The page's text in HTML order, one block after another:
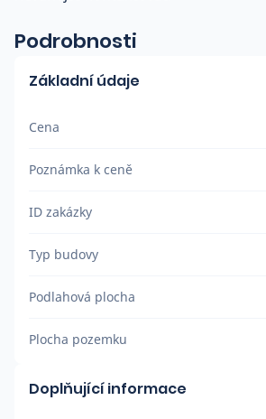
Podrobnosti
Základní údaje
Cena
Poznámka k ceně
ID zakázky
Typ budovy
Podlahová plocha
Plocha pozemku
Doplňující informace